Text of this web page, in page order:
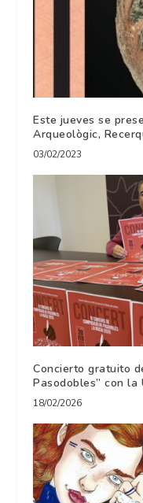
Este jueves se
Arqueològic,
03/02/2023
Concierto gratuito
Pasodobles” con la
18/02/2026